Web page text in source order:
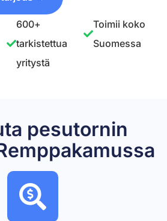
600+
tarkistettua
yritystä
Toimii koko
Suomessa
pesutornin